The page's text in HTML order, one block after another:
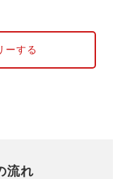
ーする
流れ